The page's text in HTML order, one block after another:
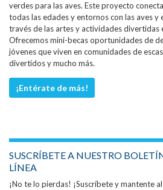
verdes para las aves. Este proyecto
todas las edades y entornos con las aves y
través de las artes y actividades divertidas
Ofrecemos mini-becas oportunidades de
jóvenes que viven en comunidades de
divertidos y mucho más.
¡Entérate de más!
SUSCRÍBETE A NUESTRO
LÍNEA
¡No te lo pierdas! ¡Suscríbete y mantente